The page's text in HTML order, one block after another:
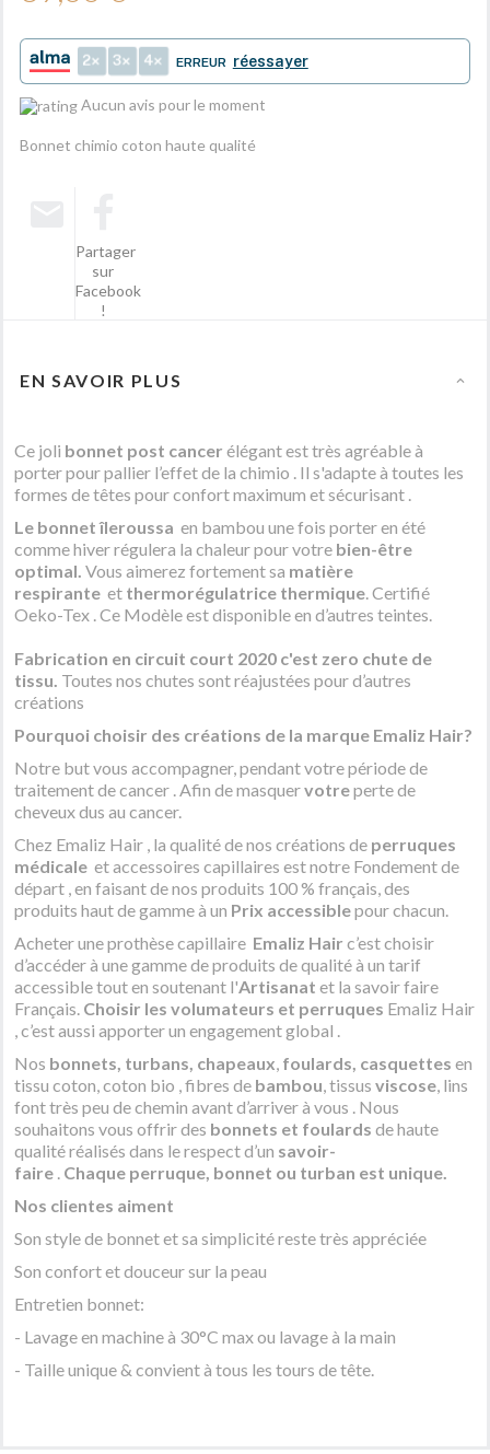
2 3 4 ERREUR réessayer
Aucun avis pour le moment
Bonnet chimio coton haute qualité
Partager
sur
Facebook
!
EN SAVOIR PLUS
Ce joli bonnet post cancer élégant est très agréable à
porter pour pallier l’effet de la chimio . Il s'adapte à toutes les
formes de têtes pour confort maximum et sécurisant .
Le bonnet îleroussa en bambou une fois porter en été
comme hiver régulera la chaleur pour votre bien-être
optimal. Vous aimerez fortement sa matière
respirante et thermorégulatrice thermique.Certifié
Oeko-Tex .Ce Modèle est disponible en d’autres teintes.
Fabrication en circuit court 2020 c'est zero chute de
tissu. Toutes nos chutes sont réajustées pour d’autres
créations
Pourquoi choisir des créations de la marque Emaliz Hair?
Notre but vous accompagner, pendant votre période de
traitement de cancer . Afin de masquervotreperte de
cheveux dus au cancer.
Chez Emaliz Hair , la qualité de nos créations de perruques
médicale et accessoires capillaires est notre Fondement de
départ , en faisant de nos produits 100 % français, des
produits haut de gamme à un Prix accessiblepour chacun.
Acheter une prothèse capillaire Emaliz Hair c’est choisir
d’accéder à une gamme de produits de qualité à un tarif
accessible tout en soutenant l'Artisanat et la savoir faire
Français. Choisir les volumateurs et perruques Emaliz Hair
, c’est aussi apporter un engagement global .
Nos bonnets, turbans, chapeaux, foulards, casquettes en
tissu coton, coton bio , fibres de bambou, tissus viscose, lins
font très peu de chemin avant d’arriver à vous . Nous
souhaitons vous offrir des bonnets et foulards de haute
qualité réalisés dans le respect d’un savoir-
faire . Chaque perruque, bonnet ou turban est unique.
Nos clientes aiment
Son style de bonnet et sa simplicité reste très appréciée
Son confort et douceur sur la peau
Entretien bonnet:
- Lavage en machine à 30°C max ou lavage à la main
- Taille unique & convient à tous les tours de tête.